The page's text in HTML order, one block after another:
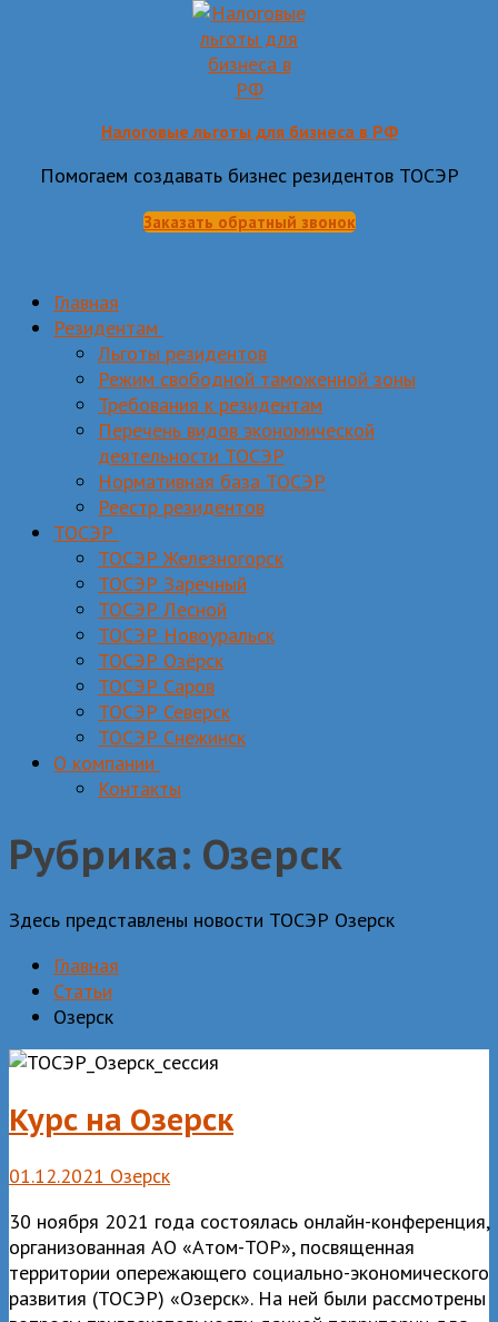
Налоговые льготы для бизнеса в РФ
Помогаем создавать бизнес резидентов ТОСЭР
Заказать обратный звонок
Главная
Резидентам
Льготы резидентов
Режим свободной таможенной зоны
Требования к резидентам
Перечень видов экономической
деятельности ТОСЭР
Нормативная база ТОСЭР
Реестр резидентов
ТОСЭР
ТОСЭР Железногорск
ТОСЭР Заречный
ТОСЭР Лесной
ТОСЭР Новоуральск
ТОСЭР Озёрск
ТОСЭР Саров
ТОСЭР Северск
ТОСЭР Снежинск
О компании
Контакты
Рубрика: Озерск
Здесь представлены новости ТОСЭР Озерск
Главная
Статьи
Озерск
Курс на Озерск
01.12.2021 Озерск
30 ноября 2021 года состоялась онлайн-конференция,
организованная АО «Атом-ТОР», посвященная
территории опережающего социально-экономического
развития (ТОСЭР) «Озерск». На ней были рассмотрены